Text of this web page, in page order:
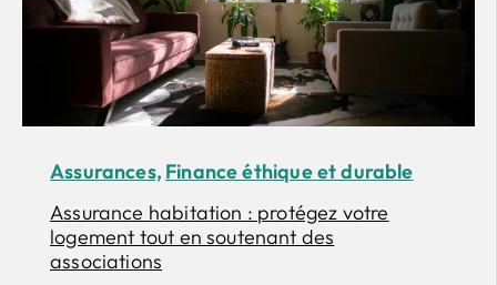
Assurances, Finance éthique et durable
Assurance habitation : protégez votre
logement tout en soutenant des
associations